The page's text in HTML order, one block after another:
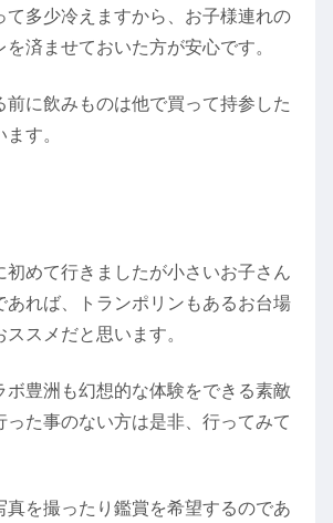
て多少冷えますから、お子様連れの
済ませておいた方が安心です。
前に飲みものは他で買って持参した
す。
初めて行きましたが小さいお子さん
あれば、トランポリンもあるお台場
スメだと思います。
ボ豊洲も幻想的な体験をできる素敵
った事のない方は是非、行ってみて
真を撮ったり鑑賞を希望するのであ